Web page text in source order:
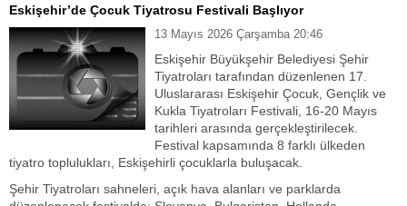
Röportaj
Tanıtım Yazısı
Eskişehir’de Çocuk Tiyatrosu Festivali Başlıyor
13 Mayıs 2026 Çarşamba 20:46
Eskişehir Büyükşehir Belediyesi Şehir
Tiyatroları tarafından düzenlenen 17.
Uluslararası Eskişehir Çocuk, Gençlik ve
Kukla Tiyatroları Festivali, 16-20 Mayıs
tarihleri arasında gerçekleştirilecek.
Festival kapsamında 8 farklı ülkeden
tiyatro toplulukları, Eskişehirli çocuklarla buluşacak.
Şehir Tiyatroları sahneleri, açık hava alanları ve parklarda